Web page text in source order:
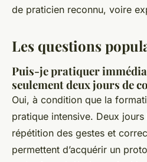
de praticien reconnu, voire
Les questions
Puis-je pratiquer
seulement deux jours de
Oui, à condition que la
pratique intensive. Deux
répétition des gestes et
permettent d’acquérir un